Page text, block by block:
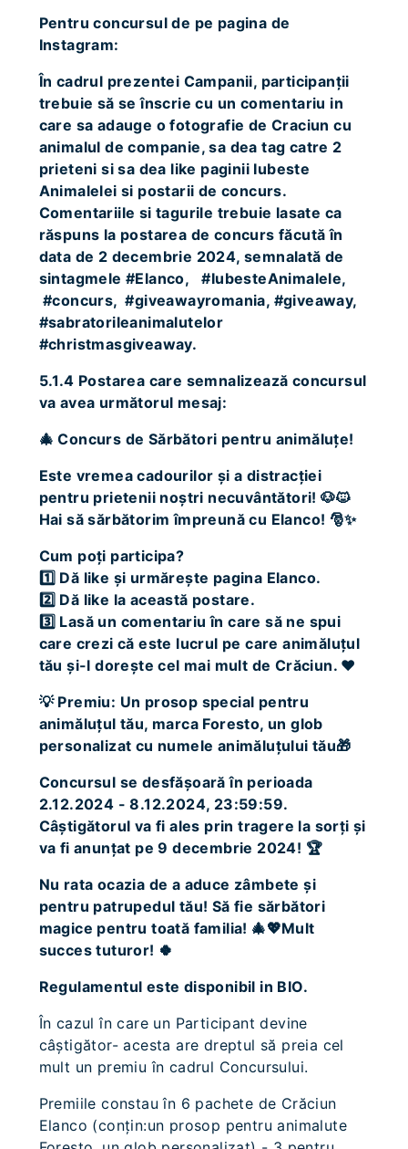
Pentru concursul de pe pagina de
Instagram:
În cadrul prezentei Campanii, participanții
trebuie să se înscrie cu un comentariu in
care sa adauge o fotografie de Craciun cu
animalul de companie, sa dea tag catre 2
prieteni si sa dea like paginii Iubeste
Animalelei si postarii de concurs.
Comentariile si tagurile trebuie lasate ca
răspuns la postarea de concurs făcută în
data de 2 decembrie 2024, semnalată de
sintagmele #Elanco, #IubesteAnimalele,
#concurs, #giveawayromania, #giveaway,
#sabratorileanimalutelor
#christmasgiveaway.
5.1.4 Postarea care semnalizează concursul
va avea următorul mesaj:
🎄 Concurs de Sărbători pentru animăluțe!
Este vremea cadourilor și a distracției
pentru prietenii noștri necuvântători! 🐶🐱
Hai să sărbătorim împreună cu Elanco! 🎅✨
Cum poți participa?
1️⃣ Dă like și urmărește pagina Elanco.
2️⃣ Dă like la această postare.
3️⃣ Lasă un comentariu în care să ne spui
care crezi că este lucrul pe care animăluțul
tău și-l dorește cel mai mult de Crăciun. ❤️
💡 Premiu: Un prosop special pentru
animăluțul tău, marca Foresto, un glob
personalizat cu numele animăluțului tău🎁
Concursul se desfășoară în perioada
2.12.2024 - 8.12.2024, 23:59:59.
Câștigătorul va fi ales prin tragere la sorți și
va fi anunțat pe 9 decembrie 2024! 🏆
Nu rata ocazia de a aduce zâmbete și
pentru patrupedul tău! Să fie sărbători
magice pentru toată familia! 🎄💖Mult
succes tuturor! 🍀
Regulamentul este disponibil in BIO.
În cazul în care un Participant devine
câştigător- acesta are dreptul să preia cel
mult un premiu în cadrul Concursului.
Premiile constau în 6 pachete de Crăciun
Elanco (conțin:un prosop pentru animalute